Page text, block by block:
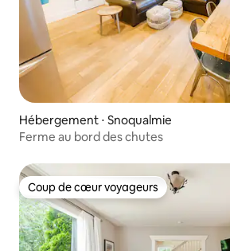
Hébergement ⋅ Snoqualmie
Ferme au bord des chutes
Coup de cœur voyageurs
Coup de cœur voyageurs